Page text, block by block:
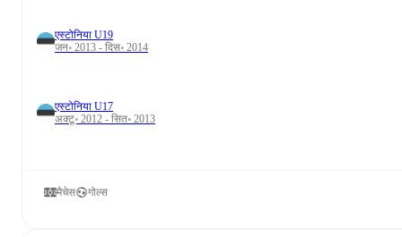
एस्टोनिया U19
जन॰ 2013 - दिस॰ 2014
एस्टोनिया U17
अक्टू॰ 2012 - सित॰ 2013
मैचेस गोल्स